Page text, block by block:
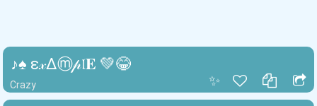
✨
Crazy
♪♠ ε𝓍Δⓜ𝓅𝔩𝐄 💚😂